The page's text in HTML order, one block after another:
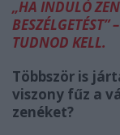
„HA INDULÓ
TUDNOD KELL.
Többször is
viszony fűz a
zenéket?